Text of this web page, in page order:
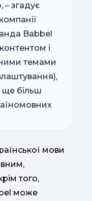
– згадує
Babbel
і
темами
більш
мови
того,
може